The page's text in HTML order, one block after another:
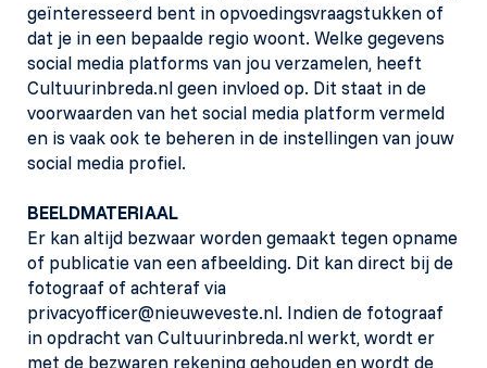
geïnteresseerd bent in opvoedingsvraagstukken of
dat je in een bepaalde regio woont. Welke gegevens
social media platforms van jou verzamelen, heeft
Cultuurinbreda.nl geen invloed op. Dit staat in de
voorwaarden van het social media platform vermeld
en is vaak ook te beheren in de instellingen van jouw
social media profiel.
BEELDMATERIAAL
Er kan altijd bezwaar worden gemaakt tegen opname
of publicatie van een afbeelding. Dit kan direct bij de
fotograaf of achteraf via
privacyofficer@nieuweveste.nl. Indien de fotograaf
in opdracht van Cultuurinbreda.nl werkt, wordt er
met de bezwaren rekening gehouden en wordt de